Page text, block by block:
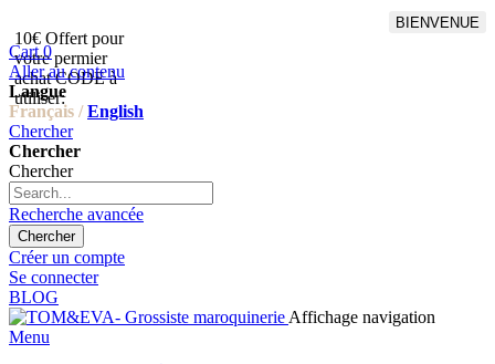
10€ Offert pour
votre permier
achat CODE à
utiliser:
BIENVENUE
Cart 0
Aller au contenu
Langue
Français / English
Chercher
Chercher
Chercher
Recherche avancée
Chercher
Créer un compte
Se connecter
BLOG
Affichage navigation
Menu